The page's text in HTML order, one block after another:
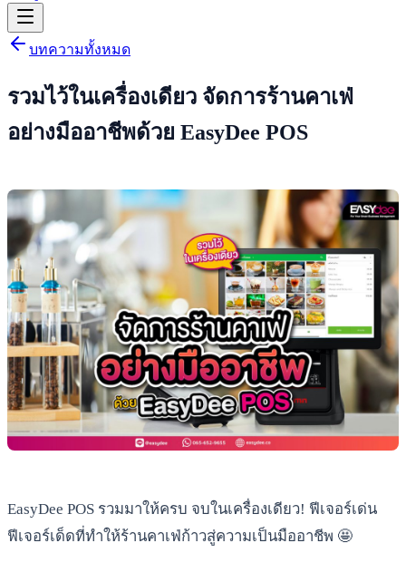
บทความทั้งหมด
รวมไว้ในเครื่องเดียว จัดการร้านคาเฟ่
อย่างมืออาชีพด้วย EasyDee POS
EasyDee POS รวมมาให้ครบ จบในเครื่องเดียว! ฟีเจอร์เด่น
ฟีเจอร์เด็ดที่ทำให้ร้านคาเฟ่ก้าวสู่ความเป็นมืออาชีพ 🤩